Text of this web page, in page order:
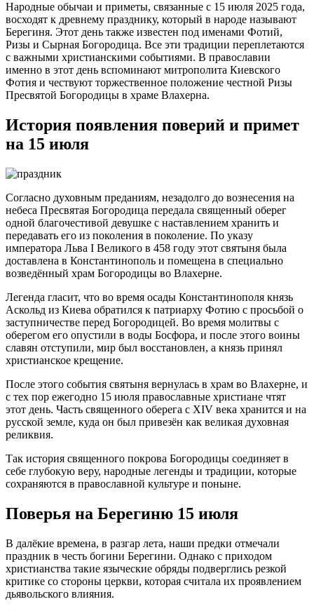
Народные обычаи и приметы, связанные с 15 июля 2025 года,
восходят к древнему празднику, который в народе называют
Берегиня. Этот день также известен под именами Фотий,
Ризы и Сырная Богородица. Все эти традиции переплетаются
с важными христианскими событиями. В православии
именно в этот день вспоминают митрополита Киевского
Фотия и чествуют торжественное положение честной Ризы
Пресвятой Богородицы в храме Влахерна.
История появления поверий и примет
на 15 июля
Согласно духовным преданиям, незадолго до вознесения на
небеса Пресвятая Богородица передала священный оберег
одной благочестивой девушке с наставлением хранить и
передавать его из поколения в поколение. По указу
императора Льва I Великого в 458 году этот святыня была
доставлена в Константинополь и помещена в специально
возведённый храм Богородицы во Влахерне.
Легенда гласит, что во время осады Константинополя князь
Аскольд из Киева обратился к патриарху Фотию с просьбой о
заступничестве перед Богородицей. Во время молитвы с
оберегом его опустили в воды Босфора, и после этого воины
славян отступили, мир был восстановлен, а князь принял
христианское крещение.
После этого события святыня вернулась в храм во Влахерне, и
с тех пор ежегодно 15 июля православные христиане чтят
этот день. Часть священного оберега с XIV века хранится и на
русской земле, куда он был привезён как великая духовная
реликвия.
Так история священного покрова Богородицы соединяет в
себе глубокую веру, народные легенды и традиции, которые
сохраняются в православной культуре и поныне.
Поверья на Берегиню 15 июля
В далёкие времена, в разгар лета, наши предки отмечали
праздник в честь богини Берегини. Однако с приходом
христианства такие языческие обряды подверглись резкой
критике со стороны церкви, которая считала их проявлением
дьявольского влияния.